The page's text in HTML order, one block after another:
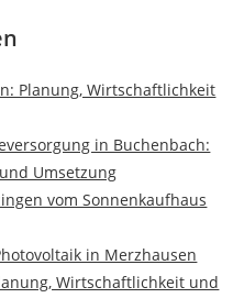
Planung, Wirtschaftlichkeit
in Buchenbach:
Umsetzung
vom Sonnenkaufhaus
in Merzhausen
Wirtschaftlichkeit und